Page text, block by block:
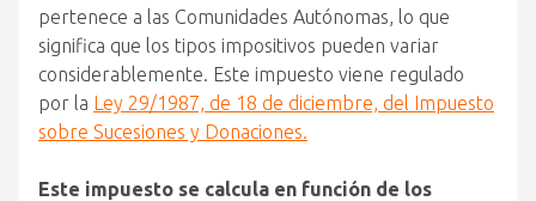
pertenece a las Comunidades Autónomas, lo que
significa que los tipos impositivos pueden variar
considerablemente. Este impuesto viene regulado
por la Ley 29/1987, de 18 de diciembre, del Impuesto
sobre Sucesiones y Donaciones.
Este impuesto se calcula en función de los